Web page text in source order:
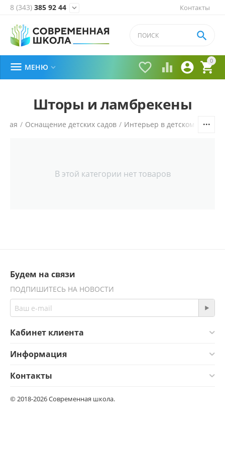
Контакты
8 (343) 385 92 44 
0


 

 МЕНЮ 
Шторы и ламбрекены
/ Оснащение детских садов / Интерьер в детском саду
В этой категории нет товаров
Будем на связи
ПОДПИШИТЕСЬ НА НОВОСТИ
Кабинет клиента
Информация
Контакты
© 2018-2026 Современная школа.